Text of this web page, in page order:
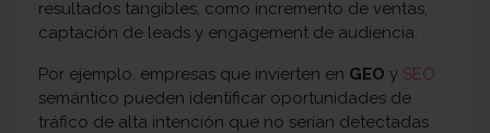
resultados tangibles, como incremento de ventas,
captación de leads y engagement de audiencia.
Por ejemplo, empresas que invierten en GEO y SEO
semántico pueden identificar oportunidades de
tráfico de alta intención que no serían detectadas